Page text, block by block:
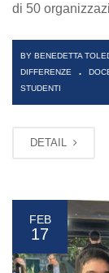
di 50
BY BENEDETTA
DIFFERENZE
.
STUDENTI
DETAIL
FEB
17